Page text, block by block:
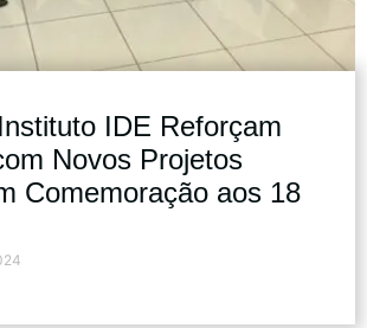
IDE Reforçam
Novos Projetos
Comemoração aos 18